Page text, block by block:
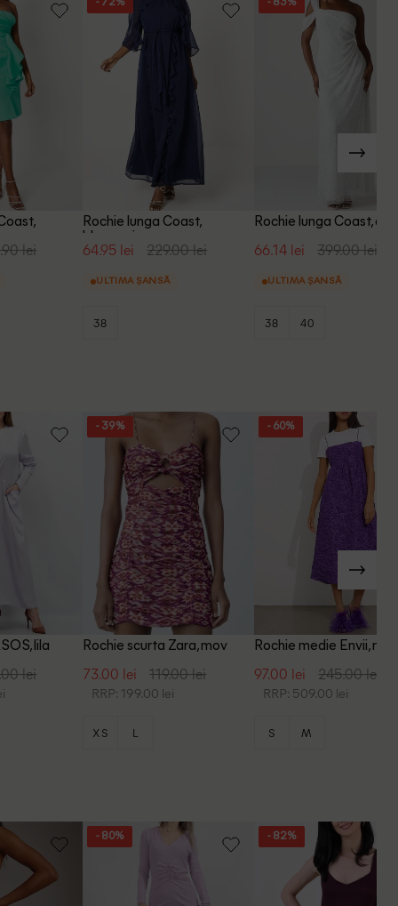
lei
- 72%
Rochie lunga Coast,
bleumarin
64.95 lei 229.00 lei
ULTIMA ȘANSĂ
38
- 83%
Rochie lunga Coast, alb
66.14 lei 399.00 lei
ULTIMA ȘANSĂ
38 40
lila
lei
- 39%
Rochie scurta Zara, mov
73.00 lei 119.00 lei
RRP: 199.00 lei
XS L
- 60%
Rochie medie Envii,
97.00 lei 245.00 lei
RRP: 509.00 lei
S M
- 80% - 82%